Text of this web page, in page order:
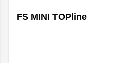
FS MINI TOPline